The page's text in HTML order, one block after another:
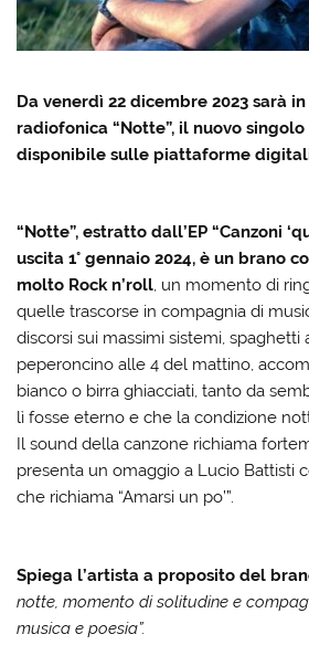
Da venerdì 22 dicembre 2023 sarà
radiofonica “Notte”, il nuovo
disponibile sulle piattaforme
“Notte”, estratto dall’EP “Canzoni
uscita 1° gennaio 2024, è un brano
molto Rock n’roll, un momento di
quelle trascorse in compagnia di
discorsi sui massimi sistemi, spaghetti
peperoncino alle 4 del mattino,
bianco o birra ghiacciati, tanto da
lì fosse eterno e che la condizione
Il sound della canzone richiama
presenta un omaggio a Lucio Battisti
che richiama “Amarsi un po’”.
Spiega l’artista a proposito del
notte, momento di solitudine e
musica e poesia”.